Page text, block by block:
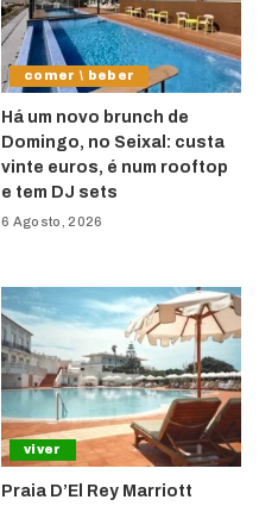
comer \ beber
Há um novo brunch de
Domingo, no Seixal: custa
vinte euros, é num rooftop
e tem DJ sets
6 Agosto, 2026
viver
Praia D’El Rey Marriott